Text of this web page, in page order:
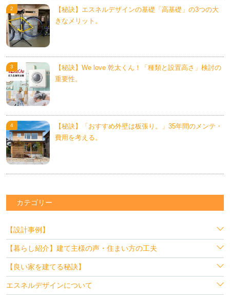
【秘訣】エスネルデザインの基礎「高基礎」の3つの大
きなメリット。
【秘訣】We love 乾太くん！「種類と設置高さ」検討の
重要性。
【秘訣】「おすすめ外壁は板張り。」35年間のメンテ・
費用を考える。
カテゴリー
【設計事例】
【暮らし紹介】建て主様の声・住まい方の工夫
【良い家を建てる秘訣】
エスネルデザインについて